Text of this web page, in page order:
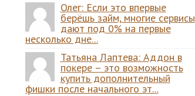
Олег: Если это впервые
берёшь займ, многие сервисы
дают под 0% на первые
несколько дне...
Татьяна Лаптева: Аддон в
покере – это возможность
купить дополнительный
фишки после начального эт...